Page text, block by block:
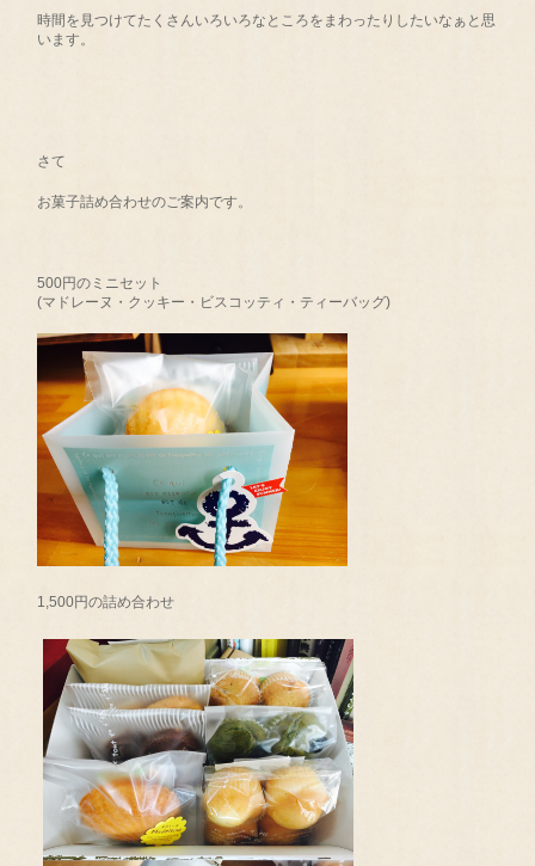
時間を見つけてたくさんいろいろなところをまわったりしたいなぁと思
います。
さて
お菓子詰め合わせのご案内です。
500円のミニセット
(マドレーヌ・クッキー・ビスコッティ・ティーバッグ)
1,500円の詰め合わせ